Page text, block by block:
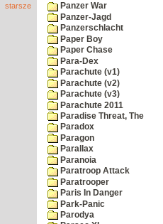
starsze
Panzer War
Panzer-Jagd
Panzerschlacht
Paper Boy
Paper Chase
Para-Dex
Parachute (v1)
Parachute (v2)
Parachute (v3)
Parachute 2011
Paradise Threat, The
Paradox
Paragon
Parallax
Paranoia
Paratroop Attack
Paratrooper
Paris In Danger
Park-Panic
Parodya